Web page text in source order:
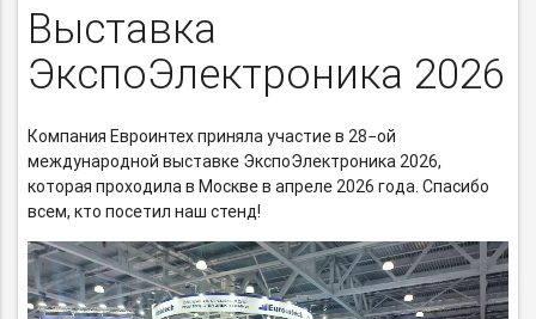
Выставка
ЭкспоЭлектроника 2026
Компания Евроинтех приняла участие в 28−ой
международной выставке ЭкспоЭлектроника 2026,
которая проходила в Москве в апреле 2026 года. Спасибо
всем, кто посетил наш стенд!